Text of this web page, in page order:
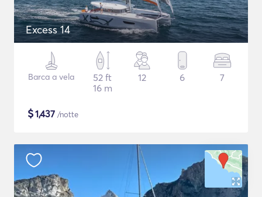
Excess 14
Barca a vela
52 ft
16 m
12 6 7
$1,437 /notte